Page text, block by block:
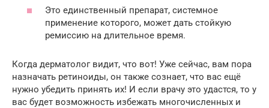
Это единственный препарат, системное
применение которого, может дать стойкую
ремиссию на длительное время.
Когда дерматолог видит, что вот! Уже сейчас, вам пора
назначать ретиноиды, он также сознает, что вас ещё
нужно убедить принять их! И если врачу это удастся, то у
вас будет возможность избежать многочисленных и